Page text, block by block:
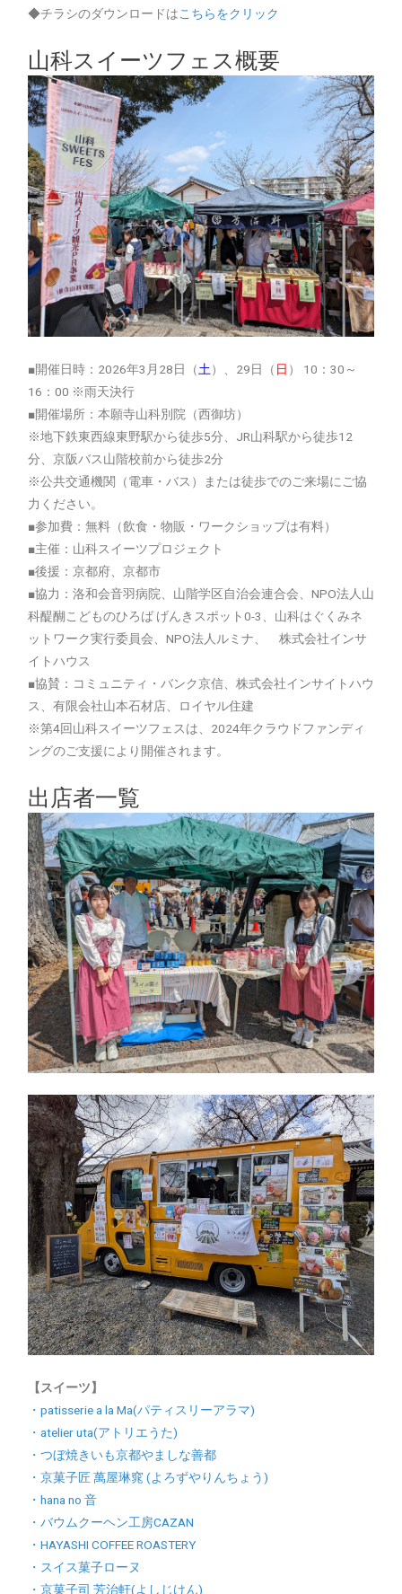
◆チラシのダウンロードはこちらをクリック
山科スイーツフェス概要
■開催日時：2026年3月28日（土）、29日（ 日 ） 10：30～
16：00 ※雨天決行
■開催場所：本願寺山科別院（西御坊）
※地下鉄東西線東野駅から徒歩5分、JR山科駅から徒歩12
分、京阪バス山階校前から徒歩2分
※公共交通機関（電車・バス）または徒歩でのご来場にご協
力ください。
■参加費：無料（飲食・物販・ワークショップは有料）
■主催：山科スイーツプロジェクト
■後援：京都府、京都市
■協力：洛和会音羽病院、山階学区自治会連合会、NPO法人山
科醍醐こどものひろば げんきスポット0-3、山科はぐくみネ
ットワーク実行委員会、NPO法人ルミナ、 株式会社インサ
イトハウス
■協賛：コミュニティ・バンク京信、株式会社インサイトハウ
ス、有限会社山本石材店、ロイヤル住建
※第4回山科スイーツフェスは、2024年クラウドファンディ
ングのご支援により開催されます。
出店者一覧
【スイーツ】
・patisserie a la Ma(パティスリーアラマ)
・atelier uta(アトリエうた)
・つぼ焼きいも京都やましな善都
・京菓子匠 萬屋琳窕 (よろずやりんちょう)
・hana no 音
・バウムクーヘン工房CAZAN
・HAYASHI COFFEE ROASTERY
・スイス菓子ローヌ
・京菓子司 芳治軒(よしじけん)